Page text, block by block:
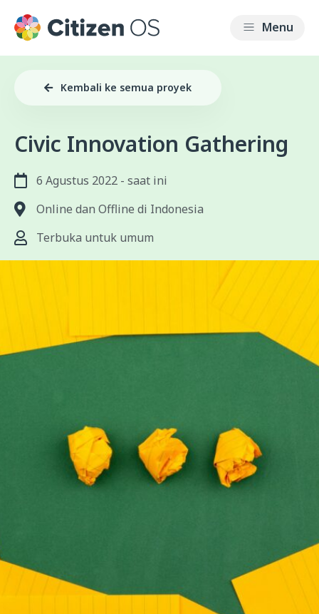
Kembali ke semua proyek
Civic Innovation Gathering
6 Agustus 2022 - saat ini
Online dan Offline di Indonesia
Terbuka untuk umum